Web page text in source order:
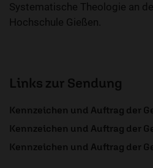
Systematische Theologie an
Hochschule Gießen.
Links zur Sendung
Kennzeichen und Auftrag der
Kennzeichen und Auftrag der
Kennzeichen und Auftrag der